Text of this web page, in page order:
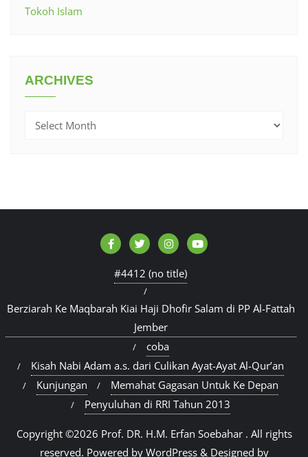
Tokoh Islam
ARCHIVES
Archives
#4412 (no title)
Berziarah Ke Maqbarah Kiai Haji Dhofir Salam di PP Al-Fattah
Jember
coba
Kisah Nabi Adam a.s. dari Culikan Ayat-Ayat Al-Qur’an
Kunjungan
Memahat Gagasan Untuk Ke Depan
Penyuluhan di RRI Tahun 2013
Copyright ©2026 Prof. DR. H.M. Erfan Soebahar . All rights
reserved. Powered by WordPress & Designed by